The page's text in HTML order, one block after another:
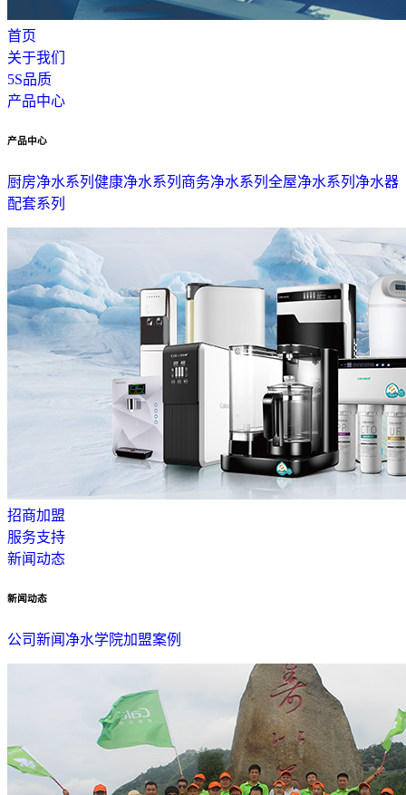
首页
关于我们
5S品质
产品中心
产品中心
厨房净水系列 健康净水系列 商务净水系列 全屋净水系列 净水器
配套系列
招商加盟
服务支持
新闻动态
新闻动态
公司新闻 净水学院加盟案例